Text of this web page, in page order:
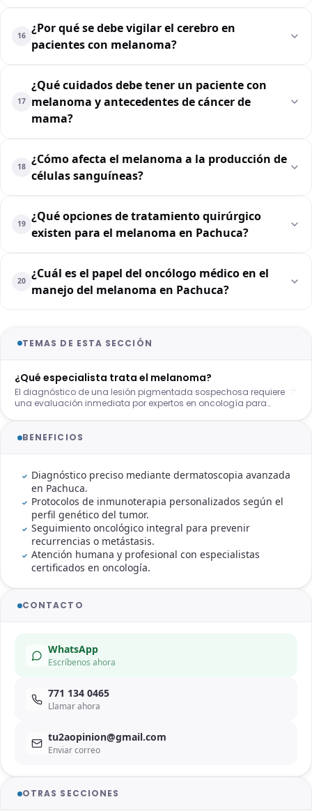
16
¿Por qué se debe vigilar el cerebro en
pacientes con melanoma?
17
¿Qué cuidados debe tener un paciente con
melanoma y antecedentes de cáncer de
mama?
18
¿Cómo afecta el melanoma a la producción de
células sanguíneas?
19
¿Qué opciones de tratamiento quirúrgico
existen para el melanoma en Pachuca?
20
¿Cuál es el papel del oncólogo médico en el
manejo del melanoma en Pachuca?
TEMAS DE ESTA SECCIÓN
¿Qué especialista trata el melanoma?
El diagnóstico de una lesión pigmentada sospechosa requiere
una evaluación inmediata por expertos en oncología para
notan cambios en sus lunares o manchas en la piel. En nuestra
merece.
BENEFICIOS
Diagnóstico preciso mediante dermatoscopia avanzada
en Pachuca.
Protocolos de inmunoterapia personalizados según el
perfil genético del tumor.
Seguimiento oncológico integral para prevenir
recurrencias o metástasis.
Atención humana y profesional con especialistas
certificados en oncología.
CONTACTO
WhatsApp
Escríbenos ahora
771 134 0465
Llamar ahora
tu2aopinion@gmail.com
Enviar correo
OTRAS SECCIONES